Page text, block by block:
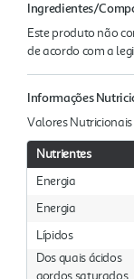
Ingredientes/
Este produto não
de acordo com a
Informações
Valores
Nutrientes
Energia
Energia
Lípidos
Dos quais ácidos
gordos saturados